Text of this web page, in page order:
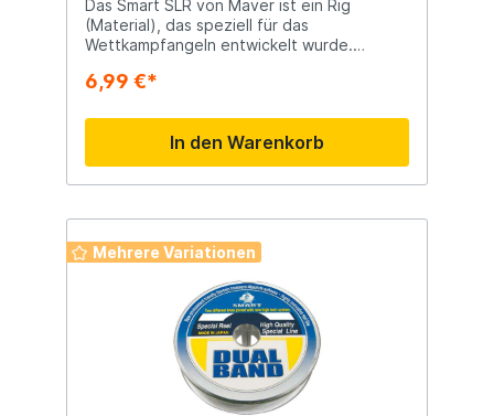
Das Smart SLR von Maver ist ein Rig
(Material), das speziell für das
Wettkampfangeln entwickelt wurde.
verschiedenen Schnurstärken. Geeignet
6,99 €*
In den Warenkorb
Mehrere Variationen